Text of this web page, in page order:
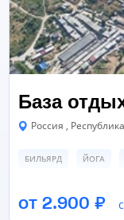
База
Россия ,
БИЛЬЯРД ЙОГА
КОНФЕРЕНЦ-ЗАЛ/
от 2.900 ₽